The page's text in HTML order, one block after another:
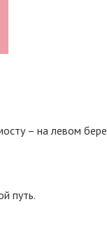
– на левом
путь.